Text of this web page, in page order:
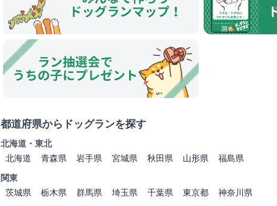
都道府県からドッグランを探す
北海道・東北
北海道
青森県 岩手県 宮城県 秋田県 山形県
福島県
関東
茨城県
栃木県 群馬県 埼玉県 千葉県 東京都
神奈川県